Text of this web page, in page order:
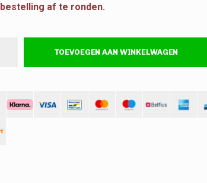
bestelling af te ronden.
TOEVOEGEN AAN WINKELWAGEN